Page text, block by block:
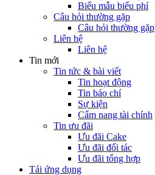
Biểu mẫu biểu phí
Câu hỏi thường gặp
Câu hỏi thường gặp
Liên hệ
Liên hệ
Tin mới
Tin tức & bài viết
Tin hoạt động
Tin báo chí
Sự kiện
Cẩm nang tài chính
Tin ưu đãi
Ưu đãi Cake
Ưu đãi đối tác
Ưu đãi tổng hợp
Tải ứng dụng